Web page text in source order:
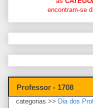
encontram-se
Professor - 1708
categorias >> Dia dos